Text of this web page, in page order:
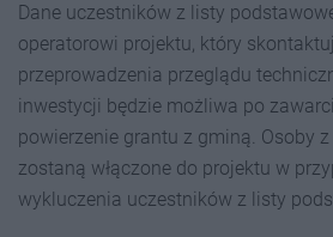
Dane uczestników z listy
operatorowi projektu, który
przeprowadzenia przeglądu
inwestycji będzie możliwa po
powierzenie grantu z gminą. Osoby
zostaną włączone do projektu w
wykluczenia uczestników z listy